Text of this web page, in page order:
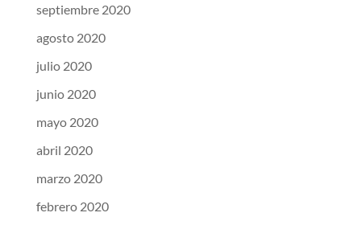
septiembre 2020
agosto 2020
julio 2020
junio 2020
mayo 2020
abril 2020
marzo 2020
febrero 2020